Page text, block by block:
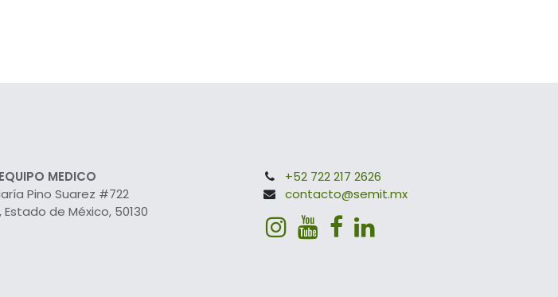
MEDICO
Pino Suarez #722
Estado de México, 50130
+52 722 217 2626
contacto@semit.mx